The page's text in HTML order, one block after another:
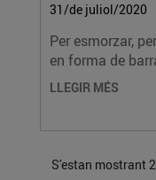
31/de juliol/2020
Per esmorzar,
en forma de
LLEGIR MÉS
S'estan mostrant